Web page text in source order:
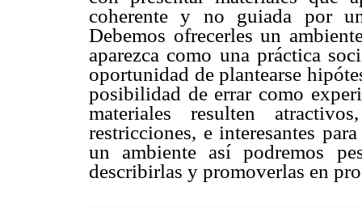
coherente y no guiada por
Debemos ofrecerles un
aparezca como una práctica
oportunidad de plantearse
posibilidad de errar como
materiales resulten
restricciones, e interesantes
un ambiente así podremos
describirlas y promoverlas en